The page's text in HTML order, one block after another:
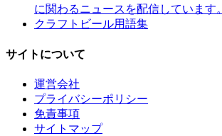
に関わるニュースを配信しています。
クラフトビール用語集
サイトについて
運営会社
プライバシーポリシー
免責事項
サイトマップ